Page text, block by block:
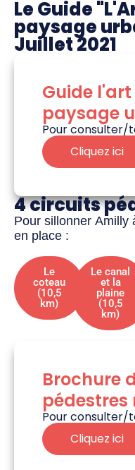
Le Guide
paysage
Juillet 2021
Guide
paysage
Pour consulter/
Cliquez ici
4 circuits
Pour sillonner Amilly
en place :
Le
coteau
(10,5
km)
Le canal
et la
plaine
(10,5
km)
Brochure
pédestres
Pour consulter/
Cliquez ici